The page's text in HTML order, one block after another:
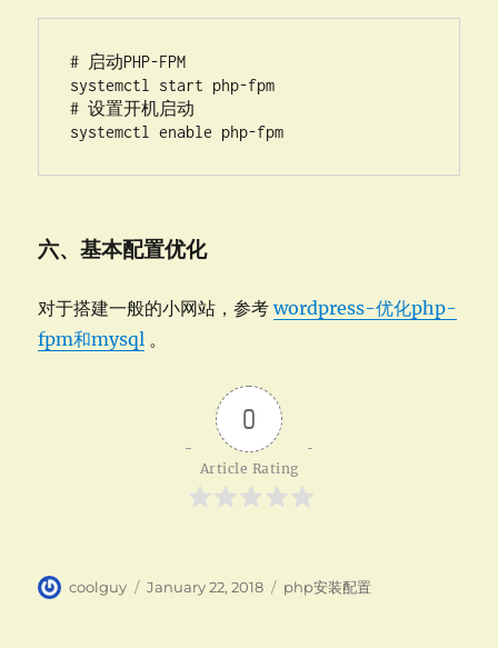
# 启动PHP-FPM
systemctl start php-fpm
# 设置开机启动
systemctl enable php-fpm
六、基本配置优化
对于搭建一般的小网站，参考wordpress-优化php-
fpm和mysql 。
0
Article Rating
Author
coolguy
Posted
January 22, 2018 Categories
php安装配置